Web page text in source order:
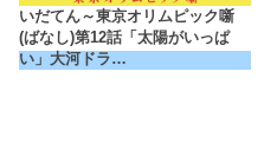
いだてん～東京オリムピック噺
(ばなし)第12話「太陽がいっぱ
い」大河ドラ…